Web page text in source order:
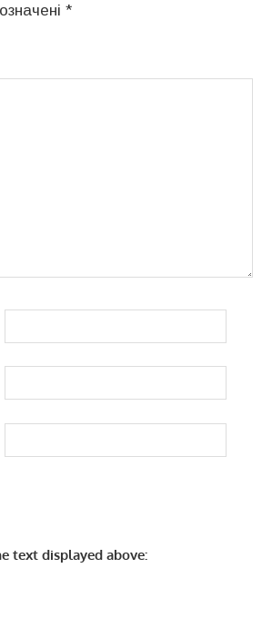
*
text displayed above: